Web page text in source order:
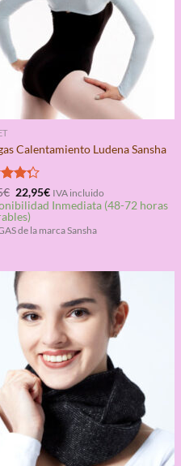
Calentamiento Ludena Sansha
4.25
€ El
precio
original
era:
35,95€.
22,95€El
precio
actual
22,95€.
IVA incluido
Inmediata (48-72 horas
de la marca Sansha